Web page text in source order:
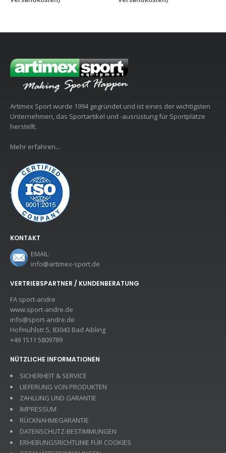
Artimex Sport wurde 1994 gegründet und ist eines der wichtigsten
Unternehmen, das Sportartikel und -ausrüstung für Sportplätze
herstellt.
Mehr erfahren...
KONTAKT
EMAIL:
info@artimex-sport.de
VERTRIEBSPARTNER / KUNDENBERATUNG
FA sport-andre
www.sport-andre.de
info@sport-andre.de
Hofmühlstr.5, 83043 Bad Aibling
+49 1511 5809789
NÜTZLICHE INFORMATIONEN
SICHERHEIT & SERVICE
LIEFERUNG VON PRODUKTEN
ZAHLUNG UND GARANTIE
IMPRESSUM
RÜCKNAHMEGARANTIE
DATENSCHUTZ-BESTIMMUNGEN
ERHEBUNGSRICHTLINIE FÜR COOKIES